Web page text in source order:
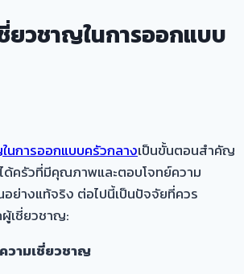
ยวชาญในการออกแบบ
นการออกแบบครัวกลางเป็นขั้นตอนสำคัญ
ด้ครัวที่มีคุณภาพและตอบโจทย์ความ
อย่างแท้จริง ต่อไปนี้เป็นปัจจัยที่ควร
เชี่ยวชาญ:
วามเชี่ยวชาญ